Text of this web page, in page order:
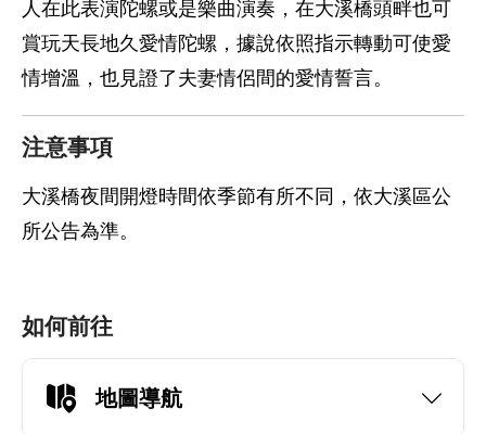
人在此表演陀螺或是樂曲演奏，在大溪橋頭畔也可
賞玩天長地久愛情陀螺，據說依照指示轉動可使愛
情增溫，也見證了夫妻情侶間的愛情誓言。
注意事項
大溪橋夜間開燈時間依季節有所不同，依大溪區公
所公告為準。
如何前往
地圖導航